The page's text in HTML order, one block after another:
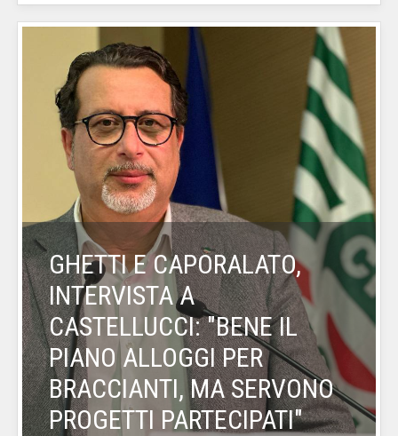
GHETTI E CAPORALATO,
INTERVISTA A
CASTELLUCCI: "BENE IL
PIANO ALLOGGI PER
BRACCIANTI, MA SERVONO
PROGETTI PARTECIPATI"